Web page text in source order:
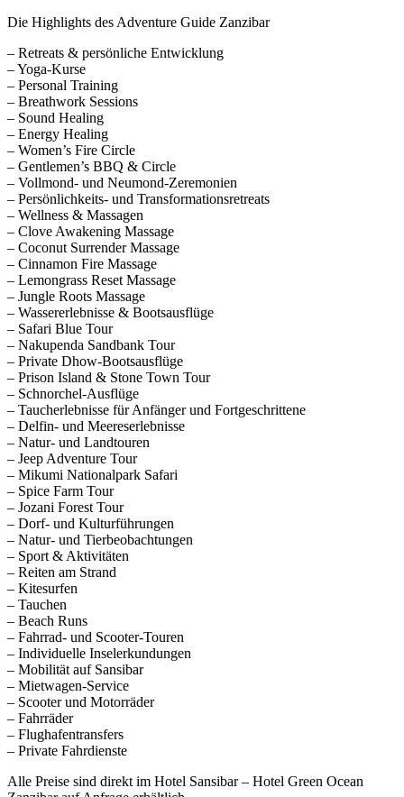
Die Highlights des Adventure Guide Zanzibar
– Retreats & persönliche Entwicklung
– Yoga-Kurse
– Personal Training
– Breathwork Sessions
– Sound Healing
– Energy Healing
– Women’s Fire Circle
– Gentlemen’s BBQ & Circle
– Vollmond- und Neumond-Zeremonien
– Persönlichkeits- und Transformationsretreats
– Wellness & Massagen
– Clove Awakening Massage
– Coconut Surrender Massage
– Cinnamon Fire Massage
– Lemongrass Reset Massage
– Jungle Roots Massage
– Wassererlebnisse & Bootsausflüge
– Safari Blue Tour
– Nakupenda Sandbank Tour
– Private Dhow-Bootsausflüge
– Prison Island & Stone Town Tour
– Schnorchel-Ausflüge
– Taucherlebnisse für Anfänger und Fortgeschrittene
– Delfin- und Meereserlebnisse
– Natur- und Landtouren
– Jeep Adventure Tour
– Mikumi Nationalpark Safari
– Spice Farm Tour
– Jozani Forest Tour
– Dorf- und Kulturführungen
– Natur- und Tierbeobachtungen
– Sport & Aktivitäten
– Reiten am Strand
– Kitesurfen
– Tauchen
– Beach Runs
– Fahrrad- und Scooter-Touren
– Individuelle Inselerkundungen
– Mobilität auf Sansibar
– Mietwagen-Service
– Scooter und Motorräder
– Fahrräder
– Flughafentransfers
– Private Fahrdienste
Alle Preise sind direkt im Hotel Sansibar – Hotel Green Ocean